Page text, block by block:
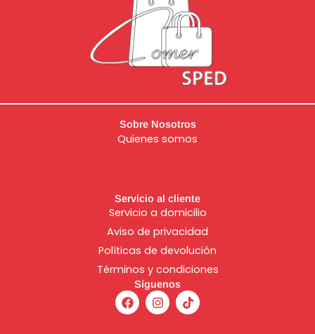
Sobre Nosotros
Quienes somos
Servicio al cliente
Servicio a domicilio
Aviso de privacidad
Políticas de devolución
Términos y condiciones
Síguenos
F
a
c
I
n
s
T
i
k